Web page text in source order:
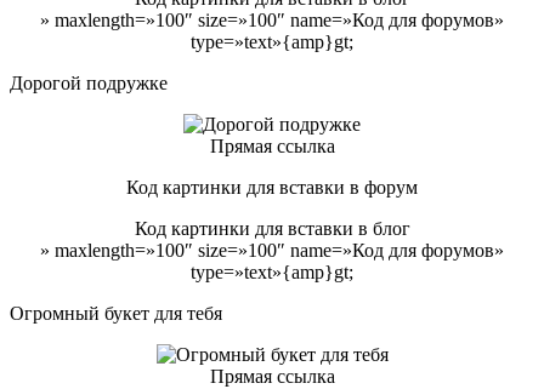
» maxlength=»100″ size=»100″ name=»Код для форумов»
type=»text»{amp}gt;
Дорогой подружке
Прямая ссылка
Код картинки для вставки в форум
Код картинки для вставки в блог
» maxlength=»100″ size=»100″ name=»Код для форумов»
type=»text»{amp}gt;
Огромный букет для тебя
Прямая ссылка